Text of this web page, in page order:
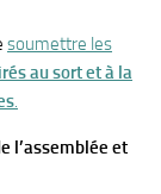
soumettre les
au sort et à la
.
l’assemblée et